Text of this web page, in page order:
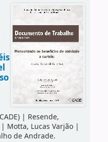
| Resende,
| Motta, Lucas Varjão|
de Andrade.